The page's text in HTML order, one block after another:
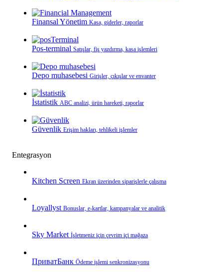
Finansal Yönetim Kasa, giderler, raporlar
Pos-terminal Satışlar, fiş yazdırma, kasa işlemleri
Depo muhasebesi Girişler, çıkışlar ve envanter
İstatistik ABC analizi, ürün hareketi, raporlar
Güvenlik Erişim hakları, tehlikeli işlemler
Entegrasyon
Kitchen Screen Ekran üzerinden siparişlerle çalışma
Loyallyst Bonuslar, e‑kartlar, kampanyalar ve analitik
Sky Market İşletmeniz için çevrim içi mağaza
ПриватБанк Ödeme işlemi senkronizasyonu